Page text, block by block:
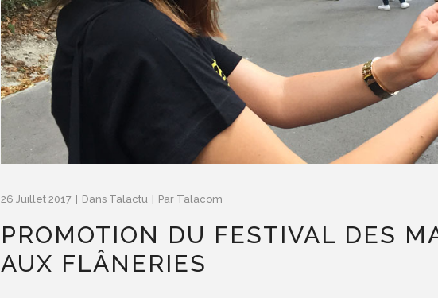
26 Juillet 2017 Dans Talactu Par Talacom
PROMOTION DU FESTIVAL DES
AUX FLÂNERIES